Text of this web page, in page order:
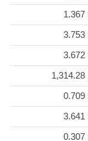
1.367
3.753
3.672
1,314.28
0.709
0.307